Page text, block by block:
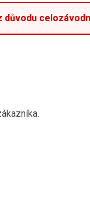
důvodu